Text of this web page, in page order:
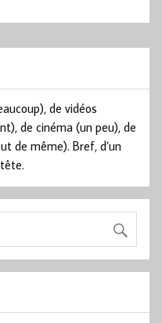
de vidéos
de cinéma (un peu), de
de même). Bref, d’un